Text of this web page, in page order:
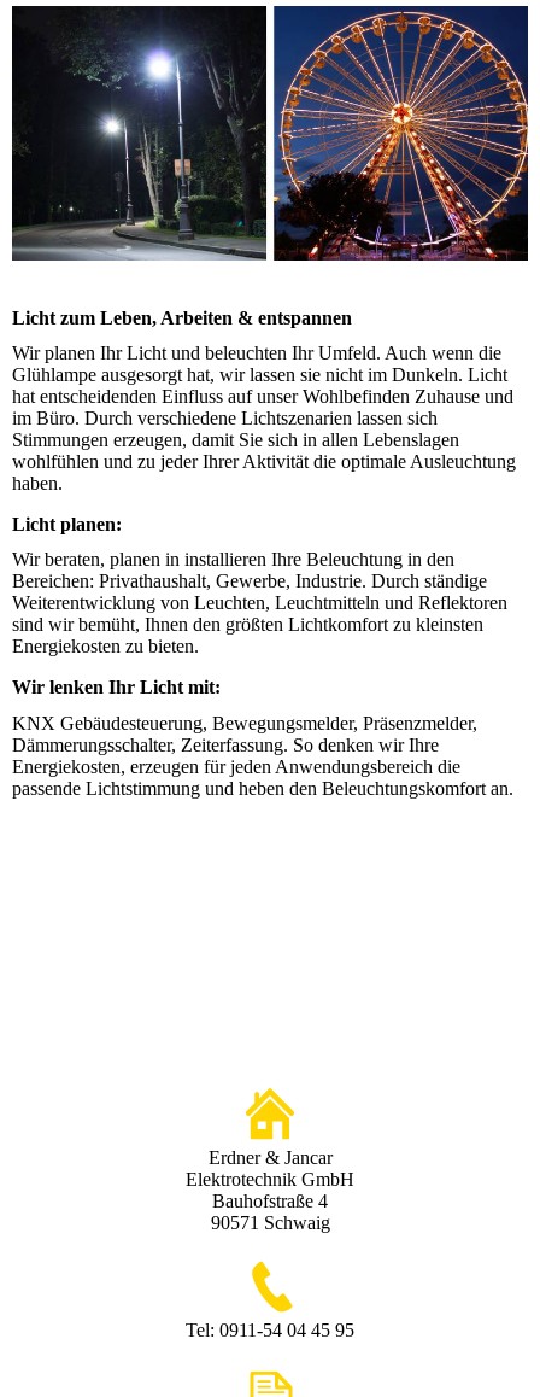
Licht zum Leben, Arbeiten & entspannen
Wir planen Ihr Licht und beleuchten Ihr Umfeld. Auch wenn die
Glühlampe ausgesorgt hat, wir las­sen sie nicht im Dunkeln. Licht
hat ent­scheiden­den Einfluss auf unser Wohlbefinden Zuhause und
im Büro. Durch verschiedene Lichtszenarien lassen sich
Stimmungen erzeugen, damit Sie sich in allen Lebens­­lagen
wohlfühlen und zu jeder Ihrer Aktivität die optimale Ausleuchtung
haben.
Licht planen:
Wir beraten, planen in installieren Ihre Beleuchtung in den
Bereichen: Privathaushalt, Gewerbe, Indus­trie. Durch ständige
Weiterentwicklung von Leuch­ten, Leuchtmitteln und Reflektoren
sind wir be­müht, Ihnen den größten Lichtkomfort zu kleinsten
Energie­kosten zu bieten.
Wir lenken Ihr Licht mit:
KNX Gebäudesteuerung, Bewegungsmelder, Präsenzmelder,
Dämmerungsschalter, Zeiterfassung. So denken wir Ihre
Energiekosten, erzeugen für jeden Anwendungsbereich die
passende Lichtstimmung und heben den Beleuchtungskomfort an.
Erdner & Jancar
Elektrotechnik GmbH
Bauhofstraße 4
90571 Schwaig
Tel: 0911-54 04 45 95